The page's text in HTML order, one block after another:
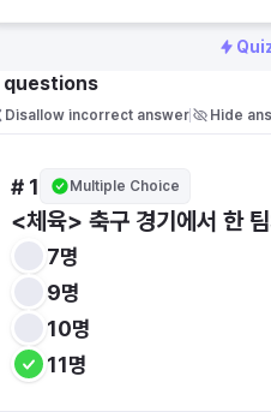
questions
Disallow incorrect answer Hide
# 1 Multiple Choice
<체육> 축구 경기에서 한
7명
9명
10명
11명